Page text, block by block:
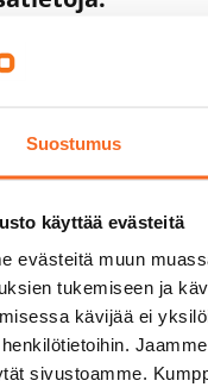
Suostumus
käyttää evästeitä
evästeitä muun
tukemiseen ja
kävijää ei
sivustoamme.
Oyj
Euronext
Oyj on
ja